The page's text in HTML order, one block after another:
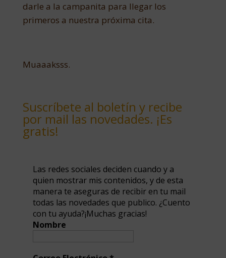
darle a la campanita para llegar los
primeros a nuestra próxima cita.
Muaaaksss.
Suscríbete al boletín y recibe
por mail las novedades. ¡Es
gratis!
Las redes sociales deciden cuando y a
quien mostrar mis contenidos, y de esta
manera te aseguras de recibir en tu mail
todas las novedades que publico. ¿Cuento
con tu ayuda?¡Muchas gracias!
Nombre